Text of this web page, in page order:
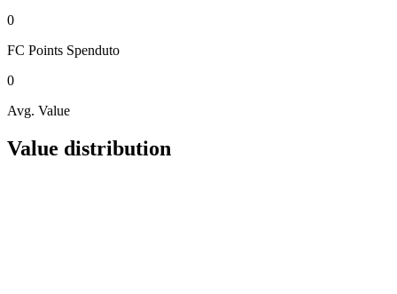
0
FC Points Spenduto
0
Avg. Value
Value distribution